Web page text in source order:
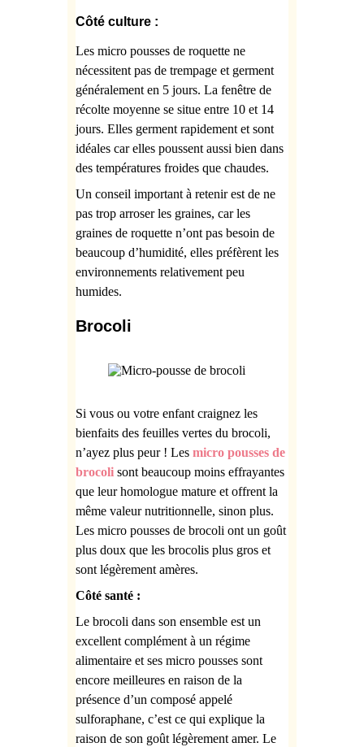
Côté culture :
Les micro pousses de roquette ne
nécessitent pas de trempage et germent
généralement en 5 jours. La fenêtre de
récolte moyenne se situe entre 10 et 14
jours. Elles germent rapidement et sont
idéales car elles poussent aussi bien dans
des températures froides que chaudes.
Un conseil important à retenir est de ne
pas trop arroser les graines, car les
graines de roquette n’ont pas besoin de
beaucoup d’humidité, elles préfèrent les
environnements relativement peu
humides.
Brocoli
Si vous ou votre enfant craignez les
bienfaits des feuilles vertes du brocoli,
n’ayez plus peur ! Les micro pousses de
brocoli sont beaucoup moins effrayantes
que leur homologue mature et offrent la
même valeur nutritionnelle, sinon plus.
Les micro pousses de brocoli ont un goût
plus doux que les brocolis plus gros et
sont légèrement amères.
Côté santé :
Le brocoli dans son ensemble est un
excellent complément à un régime
alimentaire et ses micro pousses sont
encore meilleures en raison de la
présence d’un composé appelé
sulforaphane, c’est ce qui explique la
raison de son goût légèrement amer. Le